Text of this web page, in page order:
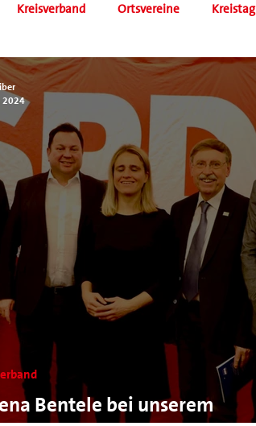
Kreisverband Ortsvereine Kreistag
Bentele bei unserem
2024